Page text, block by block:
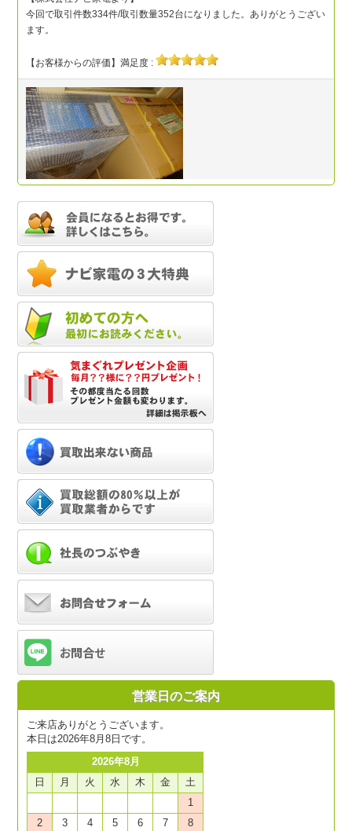
営業日のご案内
ご来店ありがとうございます。
本日は2026年8月8日です。
2026年8月
日
月 火 水 木 金
土
1
2
3 4 5 6 7
8